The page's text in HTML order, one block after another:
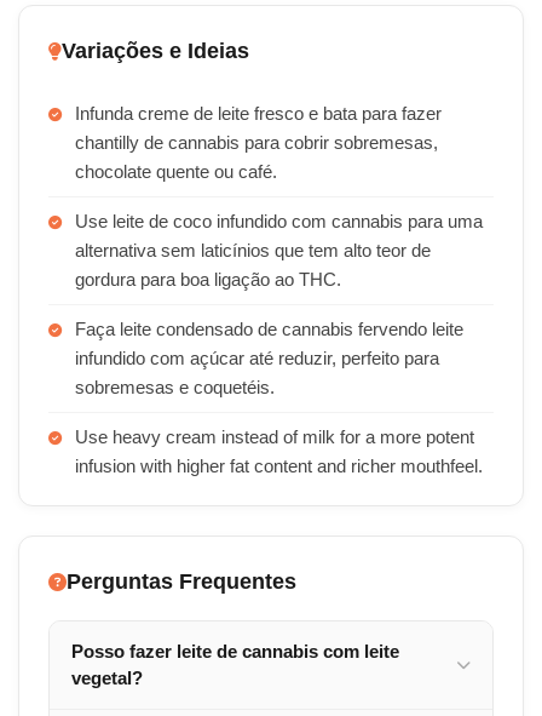
Variações e Ideias
Infunda creme de leite fresco e bata para fazer
chantilly de cannabis para cobrir sobremesas,
chocolate quente ou café.
Use leite de coco infundido com cannabis para uma
alternativa sem laticínios que tem alto teor de
gordura para boa ligação ao THC.
Faça leite condensado de cannabis fervendo leite
infundido com açúcar até reduzir, perfeito para
sobremesas e coquetéis.
Use heavy cream instead of milk for a more potent
infusion with higher fat content and richer mouthfeel.
Perguntas Frequentes
Posso fazer leite de cannabis com leite
vegetal?